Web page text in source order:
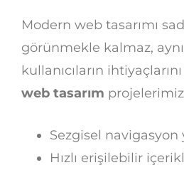
Modern web tasarımı
görünmekle kalmaz,
kullanıcıların
web tasarım
Sezgisel navigasyon
Hızlı erişilebilir